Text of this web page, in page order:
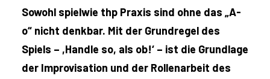
Sowohl spielwie thp Praxis sind ohne das „A-
o“ nicht denkbar. Mit der Grundregel des
Spiels – ,Handle so, als ob!‘ – ist die Grundlage
der Improvisation und der Rollenarbeit des